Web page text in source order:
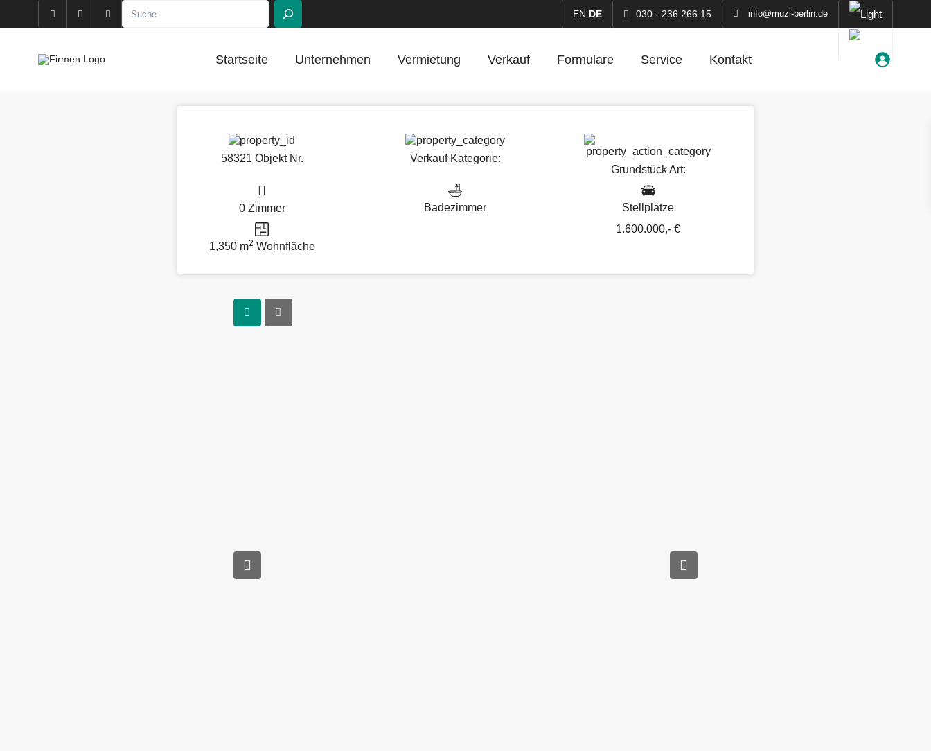
EN DE 030 - 236 266 15 info@muzi-berlin.de
Startseite Unternehmen Vermietung Verkauf Formulare Service Kontakt
58321 Objekt Nr. VerkaufKategorie:
GrundstückArt:
0 Zimmer Badezimmer Stellplätze
1,350 m2 Wohnfläche
1.600.000,- €